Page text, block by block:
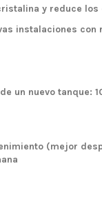
y reduce
instalaciones
un nuevo tanque:
(mejor